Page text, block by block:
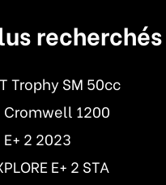
recherchés
Trophy SM 50cc
Cromwell 1200
2 2023
E+ 2 STA